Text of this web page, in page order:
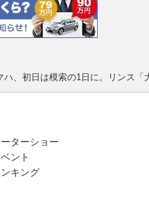
ハ、初日は模索の1日に。リンス
ターショー
ント
キング